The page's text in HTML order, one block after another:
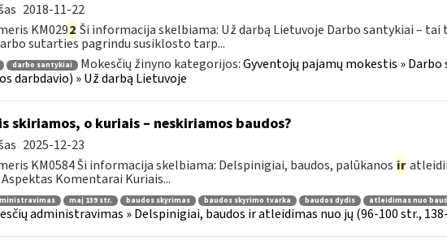
2018-11-22
KM0292 Ši informacija skelbiama: Už darbą Lietuvoje Darbo santykiai –
sutarties pagrindu susiklosto tarp...
darbo santykiai Mokesčių žinyno kategorijos:Gyventojų pajamų mokestis »
darbdavio) » Už darbą Lietuvoje
skiriamos, o kuriais – neskiriamos baudos?
2025-12-23
KM0584 Ši informacija skelbiama: Delspinigiai, baudos, palūkanos ir
Komentarai Kuriais...
maį 139 str. baudos skyrimas baudos skyrimo tvarka baudos dydis atleidimas nuo
administravimas » Delspinigiai, baudos ir atleidimas nuo jų (96-100 str.,